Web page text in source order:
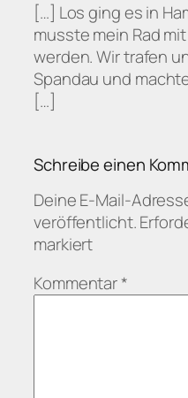
[…] Los ging es in
musste mein Rad
werden. Wir trafen
Spandau und
[…]
Schreibe einen
Deine E-Mail-
veröffentlicht.
markiert
Kommentar*